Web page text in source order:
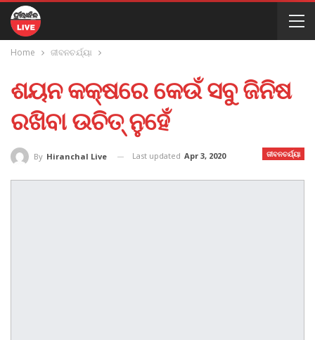
Home ଜୀବନଚର୍ଯ୍ୟା
ଶୟନ କକ୍ଷରେ କେଉଁ ସବୁ ଜିନିଷ
ରଖିବା ଉଚିତ୍ ନୁହେଁ
ଜୀବନଚର୍ଯ୍ୟା
By Hiranchal Live Last updated Apr 3, 2020